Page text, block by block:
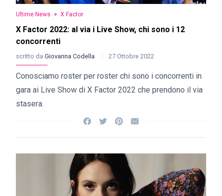
Ultime News X Factor
X Factor 2022: al via i Live Show, chi sono i 12
concorrenti
scritto da Giovanna Codella 27 Ottobre 2022
Conosciamo roster per roster chi sono i concorrenti in
gara ai Live Show di X Factor 2022 che prendono il via
stasera.